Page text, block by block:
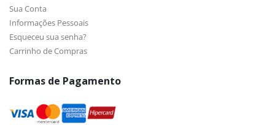
Sua Conta
Informações Pessoais
Esqueceu sua senha?
Carrinho de Compras
Formas de Pagamento